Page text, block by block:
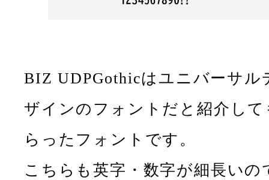
BIZ UDPGothicはユニバーサル
ザインのフォントだと紹介して
らったフォントです。
こちらも英字・数字が細長いの